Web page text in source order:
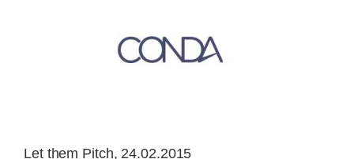
Let them Pitch, 24.02.2015